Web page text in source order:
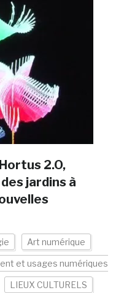
2.O,
jardins à
Art numérique
et usages numériques
LIEUX CULTURELS